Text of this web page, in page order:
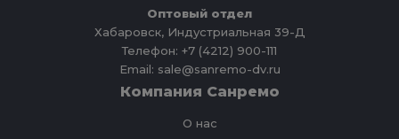
Оптовый отдел
Хабаровск, Индустриальная 39-Д
Телефон: +7 (4212) 900-111
Email: sale@sanremo-dv.ru
Компания Санремо
О нас